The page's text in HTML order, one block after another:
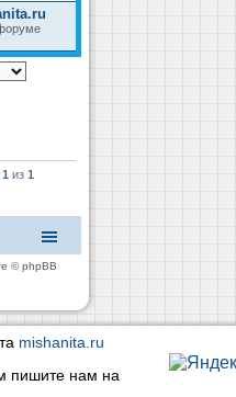
1 из1
© phpBB
mishanita.ru
пишите нам на